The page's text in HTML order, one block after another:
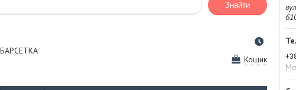
Знайти
БАРСЕТКА
Кошик